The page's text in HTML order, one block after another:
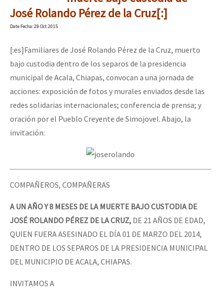
Mundo
EZLN
AutonomÍa y Resistencia
Megaproyectos
Migración
Presos
Mujeres
Fotorreportaje
Video
Semillero Guerra contra la Humanidad. (Las poblaciones y
[CDMX – 20 julio] Jornadas globales por la libertad de Jesús
“Sonhando a Terra do Bem Virá” se publica no Estado Espanhol
[25 abr – CDMX] Tokín por el CNI: 30 años de Resistencia y
José Rolando Pérez de la Cruz[:]
DateFecha: 29 Oct 2015
[:es]Familiares de José Rolando Pérez de la Cruz, muerto
bajo custodia dentro de los separos de la presidencia
municipal de Acala, Chiapas, convocan a una jornada de
acciones: exposición de fotos y murales enviados desde las
redes solidarias internacionales; conferencia de prensa; y
oración por el Pueblo Creyente de Simojovel. Abajo, la
invitación:
COMPAÑEROS, COMPAÑERAS
A UN AÑO Y 8 MESES DE LA MUERTE BAJO CUSTODIA DE
JOSÉ ROLANDO PÉREZ DE LA CRUZ, DE 21 AÑOS DE EDAD,
QUIEN FUERA ASESINADO EL DÍA 01 DE MARZO DEL 2014,
DENTRO DE LOS SEPAROS DE LA PRESIDENCIA MUNICIPAL
DEL MUNICIPIO DE ACALA, CHIAPAS.
INVITAMOS A